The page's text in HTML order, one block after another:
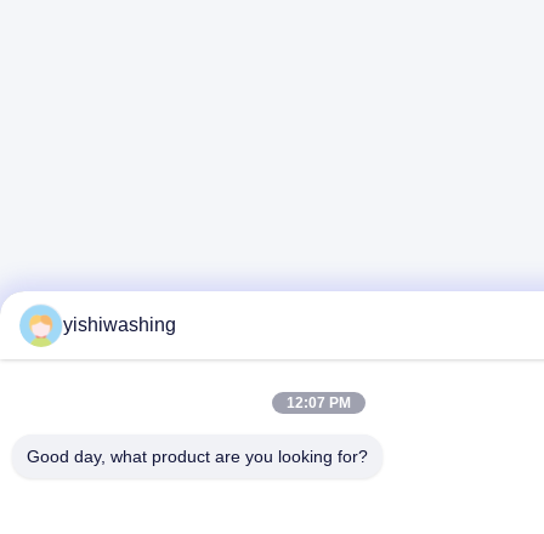
yishiwashing
12:07 PM
Good day, what product are you looking for?